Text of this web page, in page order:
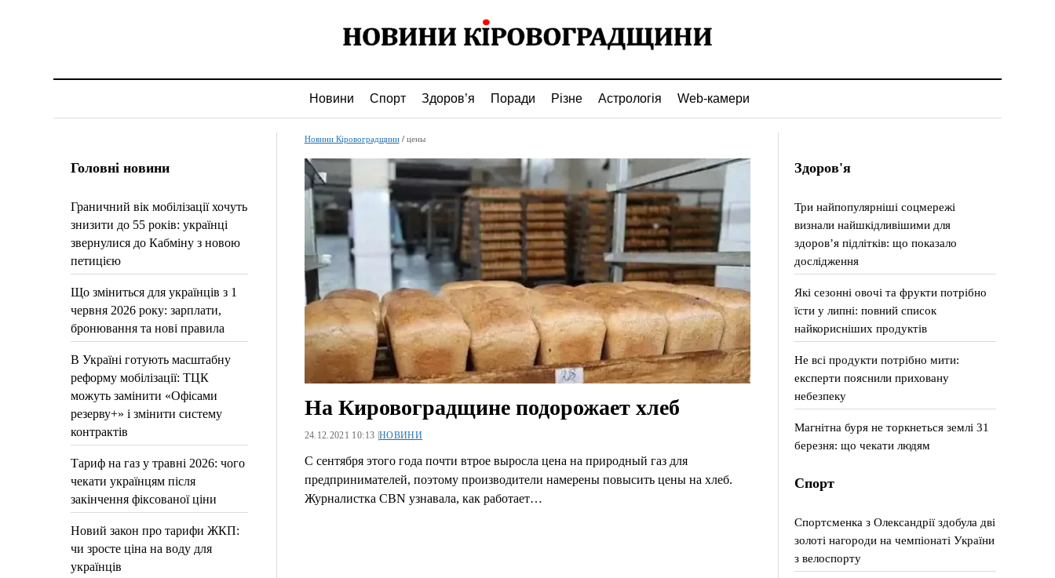
Новини Спорт Здоров’я Поради Різне Астрологія Web-камери
Головні новини
Граничний вік мобілізації хочуть
знизити до 55 років: українці
звернулися до Кабміну з новою
петицією
Що зміниться для українців з 1
червня 2026 року: зарплати,
бронювання та нові правила
В Україні готують масштабну
реформу мобілізації: ТЦК
можуть замінити «Офісами
резерву+» і змінити систему
контрактів
Тариф на газ у травні 2026: чого
чекати українцям після
закінчення фіксованої ціни
Новий закон про тарифи ЖКП:
чи зросте ціна на воду для
українців
Новини Кіровоградщини/ цены
На Кировоградщине подорожает хлеб
24.12.2021 10:13 |НОВИНИ
С сентября этого года почти втрое выросла цена на природный газ для
предпринимателей, поэтому производители намерены повысить цены на хлеб.
Журналистка CBN узнавала, как работает…
Здоров'я
Три найпопулярніші соцмережі
визнали найшкідливішими для
здоров’я підлітків: що показало
дослідження
Які сезонні овочі та фрукти потрібно
їсти у липні: повний список
найкорисніших продуктів
Не всі продукти потрібно мити:
експерти пояснили приховану
небезпеку
Магнітна буря не торкнеться землі 31
березня: що чекати людям
Спорт
Спортсменка з Олександрії здобула дві
золоті нагороди на чемпіонаті України
з велоспорту